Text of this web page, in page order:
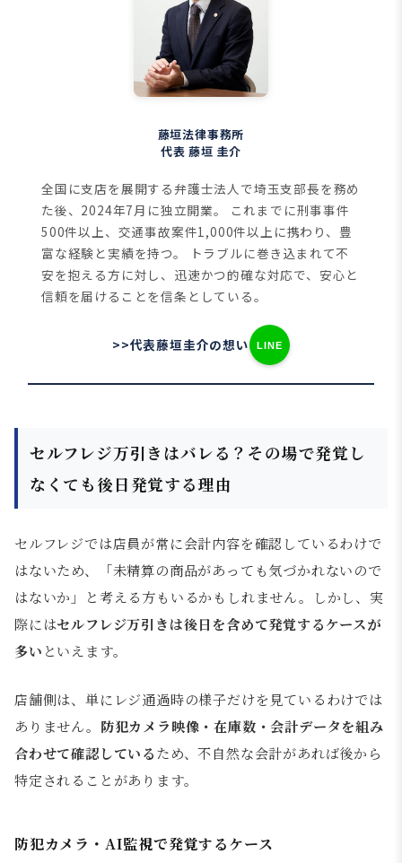
藤垣法律事務所
代表 藤垣 圭介
全国に支店を展開する弁護士法人で埼玉支部長を務め
た後、2024年7月に独立開業。
これまでに刑事事件
500件以上、交通事故案件1,000件以上に携わり、豊
富な経験と実績を持つ。
トラブルに巻き込まれて不
安を抱える方に対し、迅速かつ的確な対応で、安心と
信頼を届けることを信条としている。
>>代表藤垣圭介の想い LINE
セルフレジ万引きはバレる？その場で発覚し
なくても後日発覚する理由
セルフレジでは店員が常に会計内容を確認しているわけで
はないため、「未精算の商品があっても気づかれないので
はないか」と考える方もいるかもしれません。しかし、実
際にはセルフレジ万引きは後日を含めて発覚するケースが
多い といえます。
店舗側は、単にレジ通過時の様子だけを見ているわけでは
ありません。 防犯カメラ映像・在庫数・会計データを組み
合わせて確認しているため、不自然な会計があれば後から
特定されることがあります。
防犯カメラ・AI監視で発覚するケース